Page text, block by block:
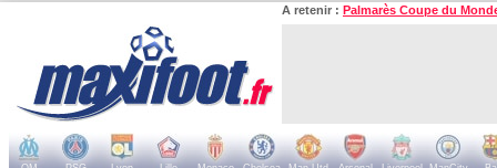
A retenir : Palmarès Coupe du